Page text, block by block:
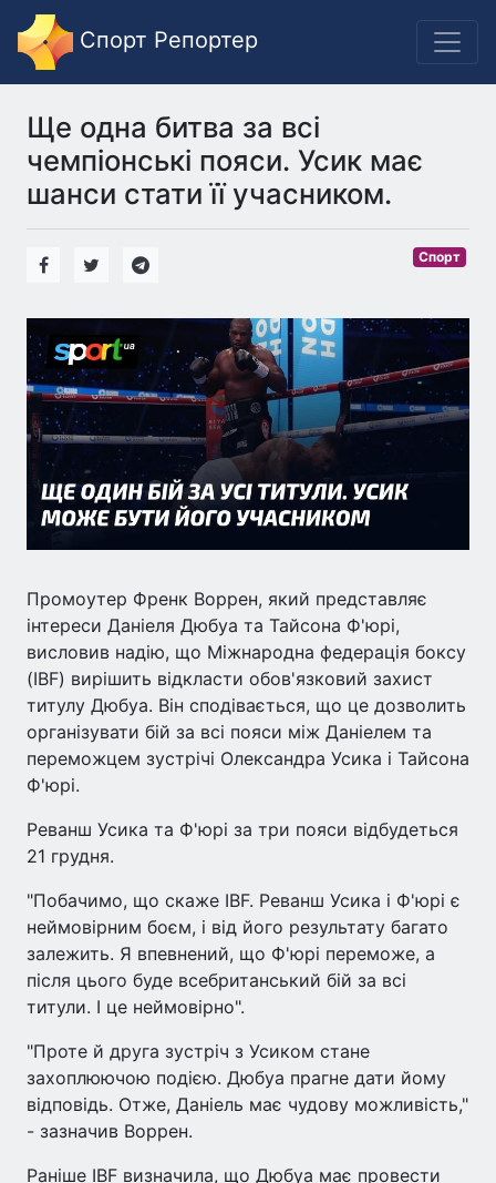
Спорт Репортер
Ще одна битва за всі
чемпіонські пояси. Усик має
шанси стати її учасником.
Спорт
Промоутер Френк Воррен, який представляє
інтереси Даніеля Дюбуа та Тайсона Ф'юрі,
висловив надію, що Міжнародна федерація боксу
(IBF) вирішить відкласти обов'язковий захист
титулу Дюбуа. Він сподівається, що це дозволить
організувати бій за всі пояси між Даніелем та
переможцем зустрічі Олександра Усика і Тайсона
Ф'юрі.
Реванш Усика та Ф'юрі за три пояси відбудеться
21 грудня.
"Побачимо, що скаже IBF. Реванш Усика і Ф'юрі є
неймовірним боєм, і від його результату багато
залежить. Я впевнений, що Ф'юрі переможе, а
після цього буде всебританський бій за всі
титули. І це неймовірно".
"Проте й друга зустріч з Усиком стане
захоплюючою подією. Дюбуа прагне дати йому
відповідь. Отже, Даніель має чудову можливість,"
- зазначив Воррен.
Раніше IBF визначила, що Дюбуа має провести